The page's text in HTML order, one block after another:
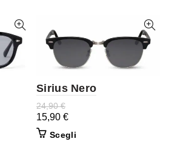
Sirius Nero
24,90€
15,90 €
Scegli